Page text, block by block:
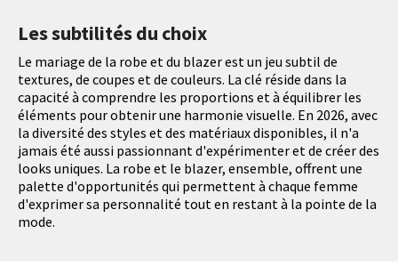
Les subtilités du choix
Le mariage de la robe et du blazer est un jeu subtil de
textures, de coupes et de couleurs. La clé réside dans la
capacité à comprendre les proportions et à équilibrer les
éléments pour obtenir une harmonie visuelle. En 2026, avec
la diversité des styles et des matériaux disponibles, il n'a
jamais été aussi passionnant d'expérimenter et de créer des
looks uniques. La robe et le blazer, ensemble, offrent une
palette d'opportunités qui permettent à chaque femme
d'exprimer sa personnalité tout en restant à la pointe de la
mode.